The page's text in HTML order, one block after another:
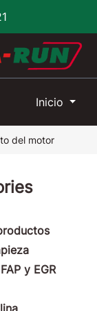
Inicio
del motor
y EGR